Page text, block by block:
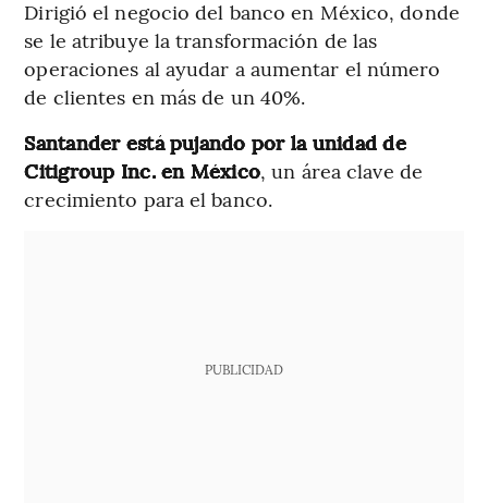
Dirigió el negocio del banco en México, donde
se le atribuye la transformación de las
operaciones al ayudar a aumentar el número
de clientes en más de un 40%.
Santander está pujando por la unidad de
Citigroup Inc. en México, un área clave de
crecimiento para el banco.
PUBLICIDAD